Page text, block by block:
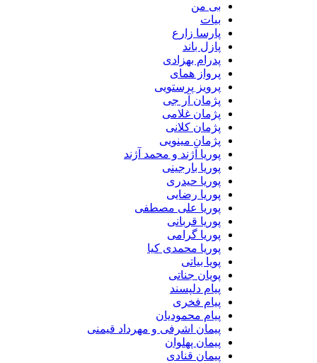
پارسا زارع
پازل باند
پدرام بهزادی
پرواز همای
پرویز پرستویی
پژمان آر جی
پژمان غلامی
پژمان کلانی
پژمان مینویی
پوریا آژند و محمد آژند
پوریا بارجینی
پوریا حیدری
پوریا رضایی
پوریا علی مصطفی
پوریا قربانی
پوریا گرامی
پوریا محمدی کیا
پویا بیاتی
پویان جناتی
پیام دلپسند
پیام فخری
پیام محمودیان
پیمان اشرفی و مهرداد قیمنی
پیمان پهلوان
پیمان قنادی